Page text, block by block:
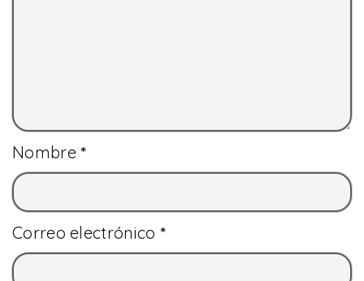
Nombre*
Correo electrónico *